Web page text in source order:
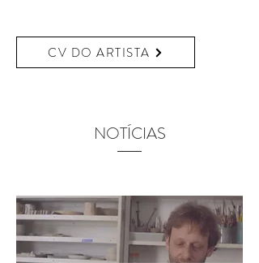
CV DO ARTISTA
NOTÍCIAS